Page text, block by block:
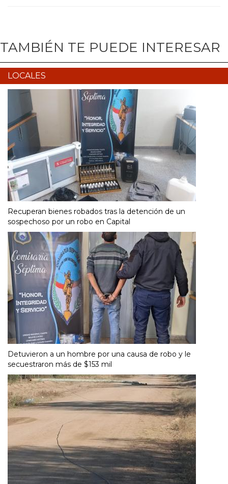
TAMBIÉN TE PUEDE INTERESAR
LOCALES
Recuperan bienes robados tras la detención de un
sospechoso por un robo en Capital
Detuvieron a un hombre por una causa de robo y le
secuestraron más de $153 mil